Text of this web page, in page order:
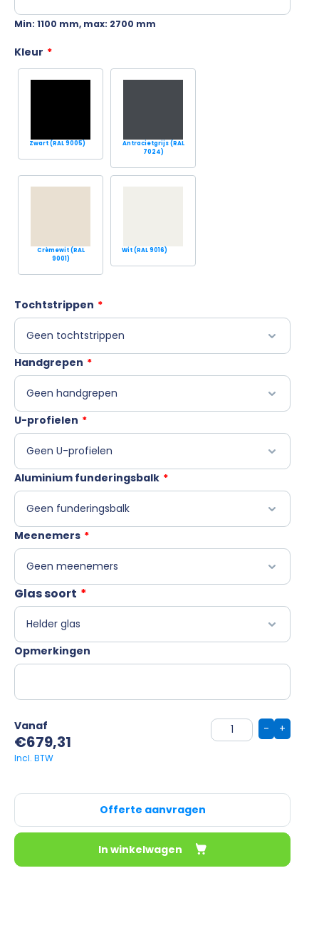
Min: 1100 mm, max: 2700 mm
*
Kleur
Zwart (RAL 9005)
Antracietgrijs (RAL
7024)
Crèmewit (RAL
9001)
Wit (RAL 9016)
*
Tochtstrippen
*
Handgrepen
*
U-profielen
*
Aluminium funderingsbalk
*
Meenemers
*
Glas soort
Opmerkingen
Vanaf
€679,31
+
-
Offerte aanvragen
In winkelwagen